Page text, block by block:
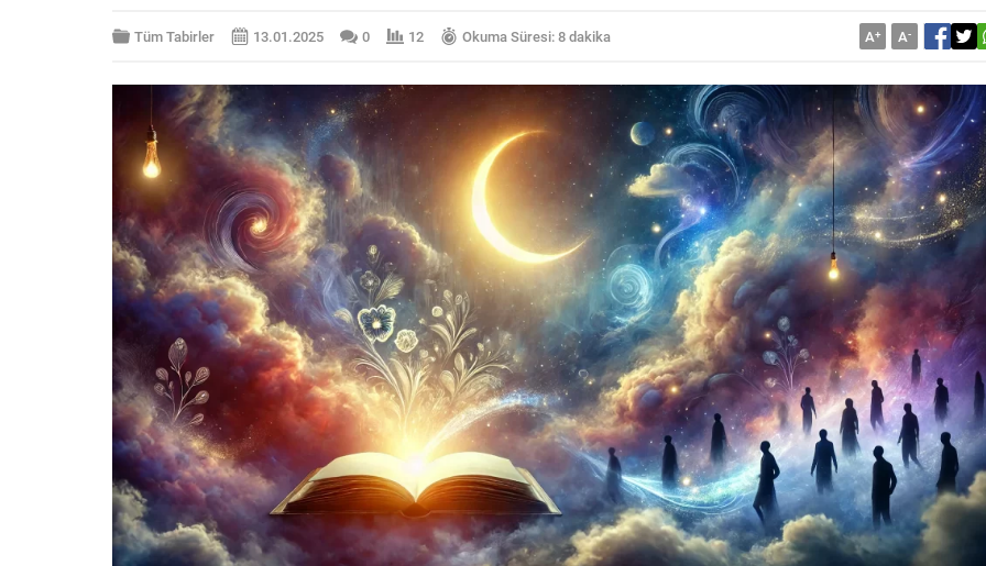
Tüm Tabirler 13.01.2025 0 12 Okuma Süresi: 8 dakika A+ A-